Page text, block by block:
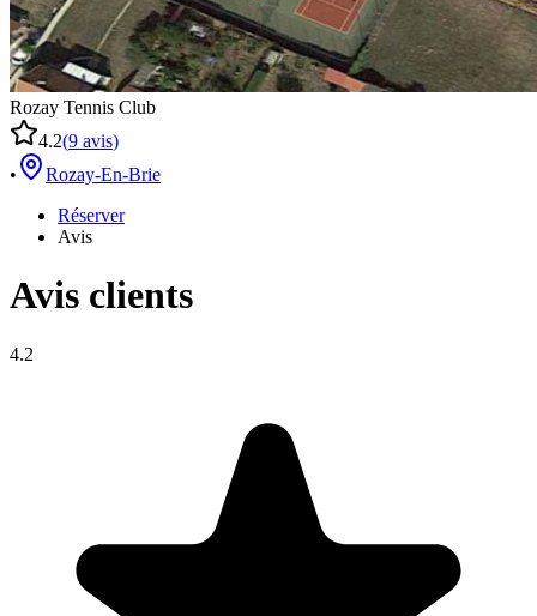
Rozay Tennis Club
4.2(9 avis)
•
Rozay-En-Brie
Réserver
Avis
Avis clients
4.2